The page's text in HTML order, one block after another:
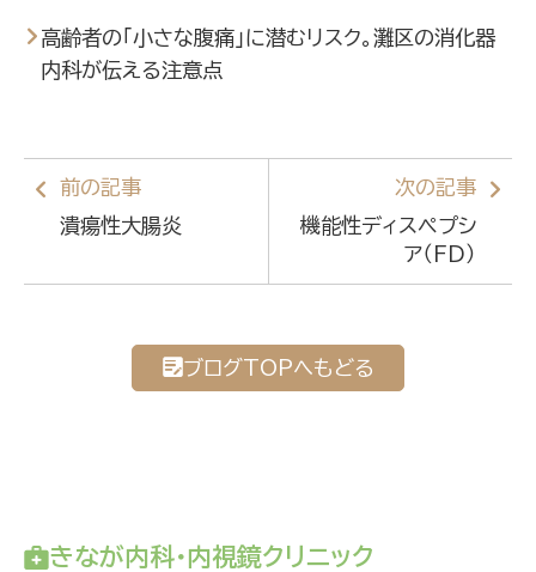
高齢者の「小さな腹痛」に潜むリスク。灘区の消化器
内科が伝える注意点
前の記事
潰瘍性大腸炎
次の記事
機能性ディスペプシ
ア（FD）
ブログTOPへもどる
きなが内科・内視鏡クリニック